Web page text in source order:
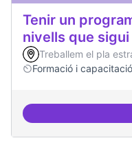
Tenir un
nivells que
Treballem el pla
Formació i capacitació